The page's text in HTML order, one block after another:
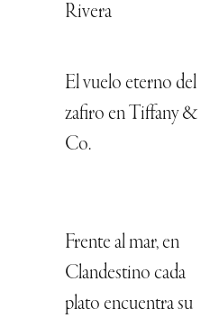
Rivera
El vuelo eterno del
zafiro en Tiffany &
Co.
Frente al mar, en
Clandestino cada
plato encuentra su